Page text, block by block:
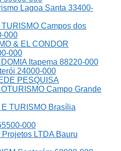
Lagoa Santa 33400-
Campos dos
000
& EL CONDOR
000
Itapema 88220-000
24000-000
PESQUISA
Campo Grande
TURISMO Brasília
000
LTDA Bauru